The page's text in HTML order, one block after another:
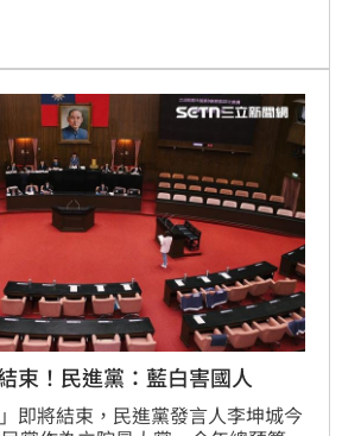
是國家要前進，為了是立院有職
束！民進黨：藍白害國人
即將結束，民進黨發言人李坤城今